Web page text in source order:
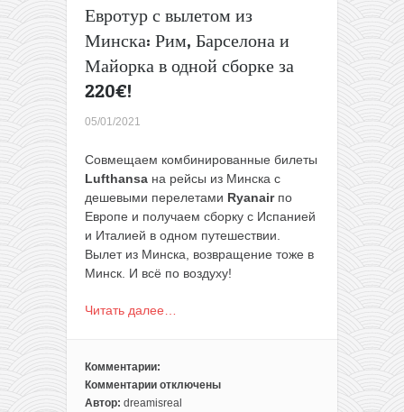
Евротур с вылетом из
Минска: Рим, Барселона и
Майорка в одной сборке за
220€!
05/01/2021
Совмещаем комбинированные билеты
Lufthansa на рейсы из Минска с
дешевыми перелетами Ryanairпо
Европе и получаем сборку с Испанией
и Италией в одном путешествии.
Вылет из Минска, возвращение тоже в
Минск. И всё по воздуху!
Читать далее…
Комментарии:
Комментарии
к
отключены
Автор: dreamisreal